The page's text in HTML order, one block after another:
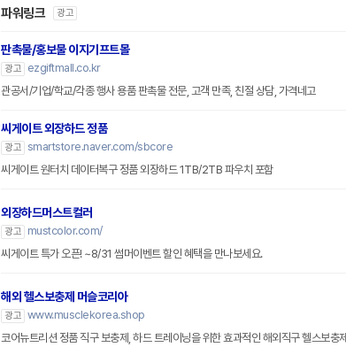
파워링크 광고
판촉물/홍보물 이지기프트몰
광고
ezgiftmall.co.kr
관공서/기업/학교/각종 행사 용품 판촉물 전문, 고객 만족, 친절 상담, 가격네고
씨게이트 외장하드 정품
광고 smartstore.naver.com/sbcore
씨게이트 원터치 데이터복구 정품 외장하드 1TB/2TB 파우치 포함
외장하드머스트컬러
광고
mustcolor.com/
씨게이트 특가 오픈! ~8/31 썸머이벤트 할인 혜택을 만나보세요.
해외 헬스보충제 머슬코리아
광고 www.musclekorea.shop
코어뉴트리션 정품 직구 보충제, 하드 트레이닝을 위한 효과적인 해외직구 헬스보충제